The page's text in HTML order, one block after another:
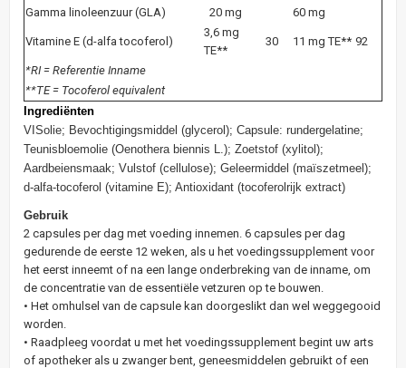
Gamma linoleenzuur (GLA)
20 mg 60 mg
Vitamine E (d-alfa tocoferol)
3,6 mg
TE**
30 11 mg TE** 92
*RI = Referentie Inname
**TE = Tocoferol equivalent
Ingrediënten
VISolie; Bevochtigingsmiddel (glycerol); Capsule: rundergelatine;
Teunisbloemolie (Oenothera biennis L.); Zoetstof (xylitol);
Aardbeiensmaak; Vulstof (cellulose); Geleermiddel (maïszetmeel);
d-alfa-tocoferol (vitamine E); Antioxidant (tocoferolrijk extract)
Gebruik
2 capsules per dag met voeding innemen. 6 capsules per dag
gedurende de eerste 12 weken, als u het voedingssupplement voor
het eerst inneemt of na een lange onderbreking van de inname, om
de concentratie van de essentiële vetzuren op te bouwen.
• Het omhulsel van de capsule kan doorgeslikt dan wel weggegooid
worden.
• Raadpleeg voordat u met het voedingssupplement begint uw arts
of apotheker als u zwanger bent, geneesmiddelen gebruikt of een